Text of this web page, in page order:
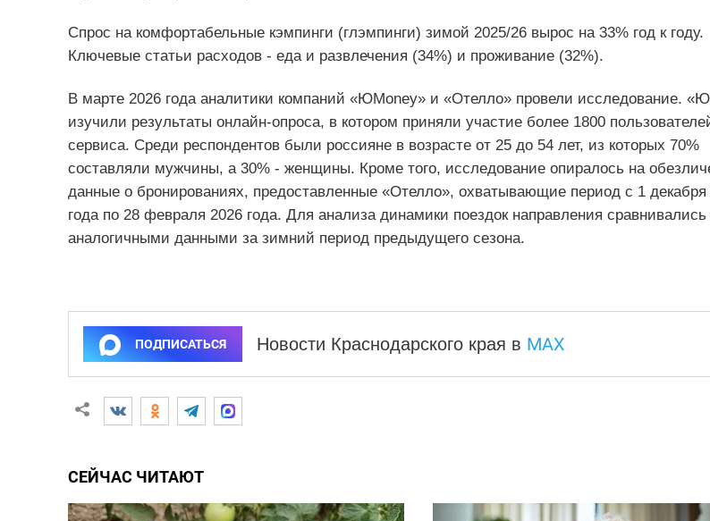
Спрос на комфортабельные кэмпинги (глэмпинги) зимой 2025/26 вырос на 33% год к году.
Ключевые статьи расходов - еда и развлечения (34%) и проживание (32%).
В марте 2026 года аналитики компаний «ЮMoney» и «Отелло» провели исследование.
изучили результаты онлайн-опроса, в котором приняли участие более 1800
сервиса. Среди респондентов были россияне в возрасте от 25 до 54 лет, из которых 70%
составляли мужчины, а 30% - женщины. Кроме того, исследование опиралось на
данные о бронированиях, предоставленные «Отелло», охватывающие период с 1 декабря
года по 28 февраля 2026 года. Для анализа динамики поездок направления сравнивались
аналогичными данными за зимний период предыдущего сезона.
ПОДПИСАТЬСЯ Новости Краснодарского края в MAX
СЕЙЧАС ЧИТАЮТ